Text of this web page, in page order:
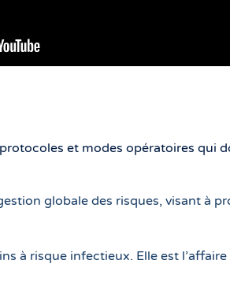
et modes opératoires qui
globale des risques, visant à
à risque infectieux. Elle est